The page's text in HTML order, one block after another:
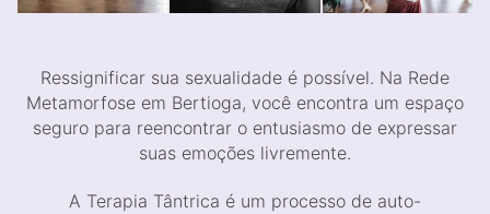
Ressignificar sua sexualidade é possível. Na Rede
Metamorfose em Bertioga, você encontra um espaço
seguro para reencontrar o entusiasmo de expressar
suas emoções livremente.
A Terapia Tântrica é um processo de auto-